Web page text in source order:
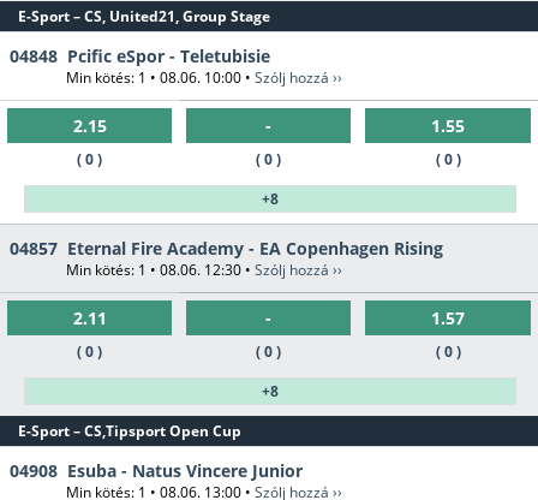
E-Sport – CS, United21, Group Stage
04848 Pcific eSpor - Teletubisie
Min kötés: 1 • 08.06. 10:00 • Szólj hozzá ››
2.15
( 0 )
-
( 0 )
1.55
( 0 )
+8
04857 Eternal Fire Academy - EA Copenhagen Rising
Min kötés: 1 • 08.06. 12:30 • Szólj hozzá ››
2.11
( 0 )
-
( 0 )
1.57
( 0 )
+8
E-Sport – CS,Tipsport Open Cup
04908 Esuba - Natus Vincere Junior
Min kötés: 1 • 08.06. 13:00 • Szólj hozzá ››